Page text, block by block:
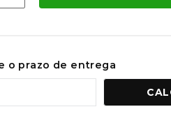
o prazo de entrega